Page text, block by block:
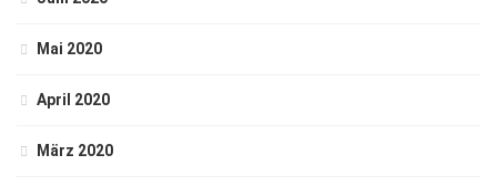
Mai 2020
April 2020
März 2020